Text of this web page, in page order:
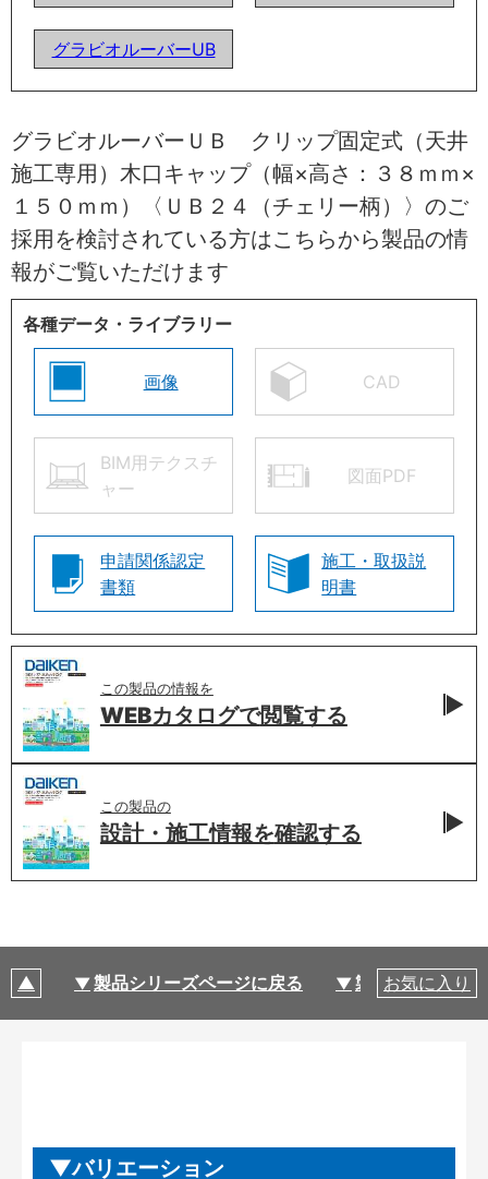
グラビオルーバーUB
グラビオルーバーＵＢ クリップ固定式（天井
施工専用）木口キャップ（幅×高さ：３８ｍｍ×
１５０ｍｍ）〈ＵＢ２４（チェリー柄）〉のご
採用を検討されている方はこちらから製品の情
報がご覧いただけます
各種データ・ライブラリー
画像 CAD
BIM用テクスチ
ャー
図面PDF
申請関係認定
書類
施工・取扱説
明書
この製品の情報を
WEBカタログで閲覧する
この製品の
設計・施工情報を確認する
製品シリーズページに戻る 製品仕様
お気に入り
バリエーション